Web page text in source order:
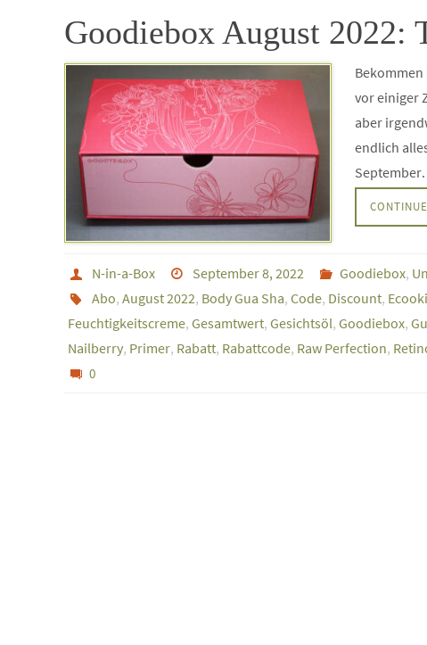
Goodiebox August 2022:
vor einiger
aber
endlich
N-in-a-Box September 8, 2022 Goodiebox,
Abo, August 2022, Body Gua Sha, Code, Discount,
Feuchtigkeitscreme, Gesamtwert, Gesichtsöl, Goodiebox,
Nailberry, Primer, Rabatt, Rabattcode, Raw Perfection,
0